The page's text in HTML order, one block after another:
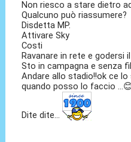
Non riesco a stare dietro
Qualcuno può riassumere?
Disdetta MP.
Attivare Sky
Costi
Ravanare in rete e godersi
Sto in campagna e senza
Andare allo stadio!!ok ce
quando posso lo faccio
Dite dite...